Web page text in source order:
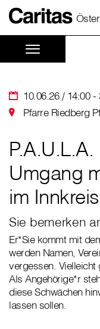
10.06.26 / 14:00 -
Pfarre Riedberg
Umgang
im Innkreis
Sie bemerken
Er*Sie kommt mit
werden Namen,
vergessen. Vielleicht
Als Angehörige*r
diese Schwächen
lassen sollen.